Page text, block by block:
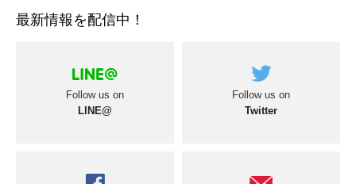
最新情報を配信中！
Follow us on
LINE@
Follow us on
Twitter